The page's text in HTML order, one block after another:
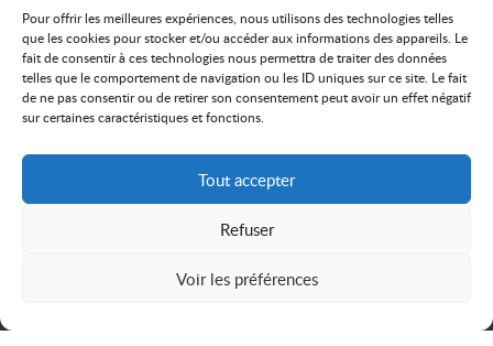
Pour offrir les meilleures expériences, nous utilisons des technologies telles
que les cookies pour stocker et/ou accéder aux informations des appareils. Le
fait de consentir à ces technologies nous permettra de traiter des données
telles que le comportement de navigation ou les ID uniques sur ce site. Le fait
de ne pas consentir ou de retirer son consentement peut avoir un effet négatif
sur certaines caractéristiques et fonctions.
Tout accepter
Refuser
Voir les préférences
Mentions légales
Plan du site
Cookies
NOUS SUIVRE
icon linkedinicon instagram
icon facebook